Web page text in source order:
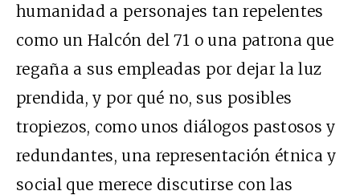
humanidad a personajes tan repelentes
como un Halcón del 71 o una patrona que
regaña a sus empleadas por dejar la luz
prendida, y por qué no, sus posibles
tropiezos, como unos diálogos pastosos y
redundantes, una representación étnica y
social que merece discutirse con las